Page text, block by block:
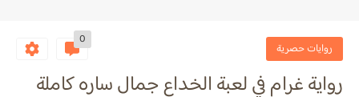
روايات حصرية
0
رواية غرام في لعبة الخداع جمال ساره كاملة